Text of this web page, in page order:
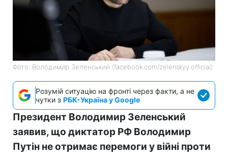
Фото: Володимир Зеленський (facebook.com/zelenskyy.official)
Розумій ситуацію на фронті через факти, а не
чутки з РБК-Україна у Google
Президент Володимир Зеленський
заявив, що диктатор РФ Володимир
Путін не отримає перемоги у війні проти